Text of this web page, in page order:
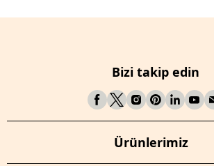
Bizi takip edin
Ürünlerimiz